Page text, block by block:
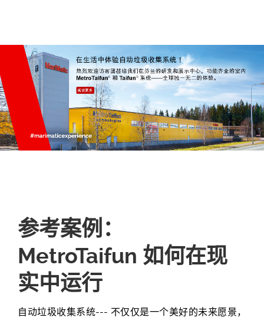
参考案例：
MetroTaifun 如何在现
实中运行
自动垃圾收集系统--- 不仅仅是一个美好的未来愿景，